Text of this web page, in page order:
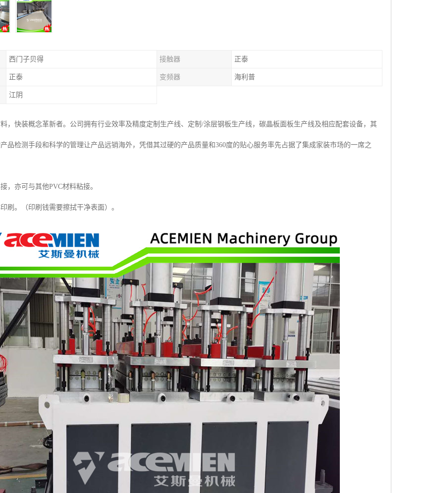
西门子贝得 接触器 正泰
正泰 变频器 海利普
江阴
，快装概念革新者。公司拥有行业效率及精度定制生产线、定制/涂层钢板生产线，碳晶板面板生产线及相应配套设备，其
品检测手段和科学的管理让产品远销海外，凭借其过硬的产品质量和360度的贴心服务率先占据了集成家装市场的一席之
，亦可与其他PVC材料粘接。
刷。（印刷钱需要擦拭干净表面）。